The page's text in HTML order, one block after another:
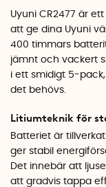
Uyuni CR2477 är
att ge dina Uyuni
400 timmars
jämnt och vackert
i ett smidigt 5-
det behövs.
Litiumteknik för
Batteriet är
ger stabil
Det innebär att
att gradvis tappa